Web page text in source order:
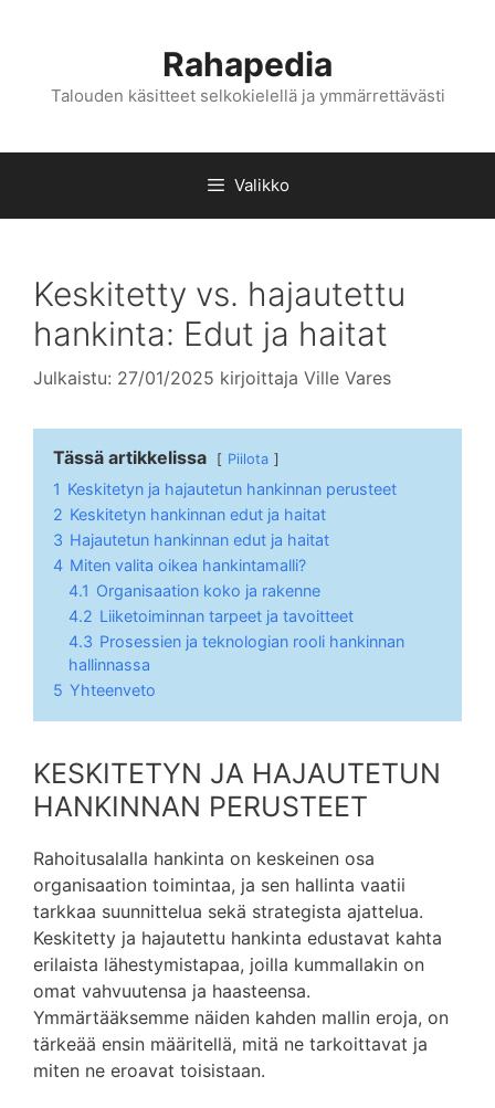
Rahapedia
Talouden käsitteet selkokielellä ja ymmärrettävästi
Valikko
Keskitetty vs. hajautettu
hankinta: Edut ja haitat
Julkaistu: 27/01/2025 kirjoittaja Ville Vares
Tässä artikkelissa Piilota
1 Keskitetyn ja hajautetun hankinnan perusteet
2 Keskitetyn hankinnan edut ja haitat
3 Hajautetun hankinnan edut ja haitat
4 Miten valita oikea hankintamalli?
4.1 Organisaation koko ja rakenne
4.2 Liiketoiminnan tarpeet ja tavoitteet
4.3 Prosessien ja teknologian rooli hankinnan
hallinnassa
5 Yhteenveto
KESKITETYN JA HAJAUTETUN
HANKINNAN PERUSTEET
Rahoitusalalla hankinta on keskeinen osa
organisaation toimintaa, ja sen hallinta vaatii
tarkkaa suunnittelua sekä strategista ajattelua.
Keskitetty ja hajautettu hankinta edustavat kahta
erilaista lähestymistapaa, joilla kummallakin on
omat vahvuutensa ja haasteensa.
Ymmärtääksemme näiden kahden mallin eroja, on
tärkeää ensin määritellä, mitä ne tarkoittavat ja
miten ne eroavat toisistaan.